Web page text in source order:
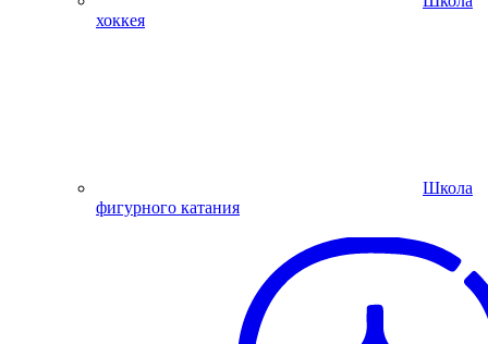
хоккея
Школа
фигурного катания